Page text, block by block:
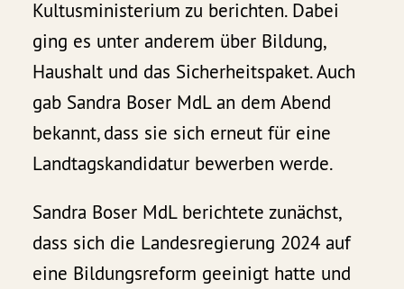
Kultusministerium zu berichten. Dabei
ging es unter anderem über Bildung,
Haushalt und das Sicherheitspaket. Auch
gab Sandra Boser MdL an dem Abend
bekannt, dass sie sich erneut für eine
Landtagskandidatur bewerben werde.
Sandra Boser MdL berichtete zunächst,
dass sich die Landesregierung 2024 auf
eine Bildungsreform geeinigt hatte und